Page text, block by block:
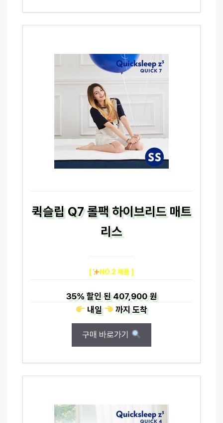
퀵슬립 Q7 롤팩 하이브리드 매트
리스
[ NO.2 제품 ]
35%할인 된407,900 원
내일
까지도착
구매 바로가기